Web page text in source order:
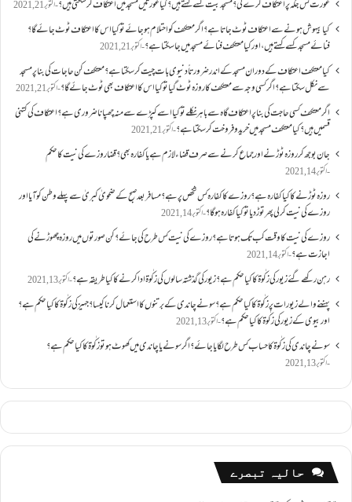
عورت کس جگہ پر اعتکاف کرے گی؟مسجد بیت کسے کہتے ہیں؟کیا عورتیں مسجد میں اعتکاف کر سکتی ہیں؟ اکتوبر 21, 2021
کیا بیہوش ہونے سے اعتکاف ٹوٹ جاتا ہے؟ اگر معتکف کو احتلام ہو جائے تو کیا اس کا اعتکاف ٹوٹ جائے گا؟
فنائے مسجد کسے کہتے ہیں ، اور کیا معتکف فنائے مسجد میں جا سکتا ہے؟ اکتوبر 21, 2021
کیا معتکف اعتکاف کے دوران مسجد کے اندر ضرورتاً دنیوی بات چیت کر سکتا ہے؟معتکف کن حاجات کی بنا پر مسجد
سے نکل سکتا ہے؟ اگر کسی وجہ سے معتکف کا روزہ ٹوٹ گیا تو کیا اس کا اعتکاف بھی ٹوٹ جائے گا؟ اکتوبر 21, 2021
اگر معتکف کسی حاجت کی بنا پر اعتکاف گاہ سے باہر نکلے تو کیا اسے کپڑے سے منہ چھپانا ضروری ہے؟اعتکاف کی کتنی
قسمیں ہیں؟کیا معتکف مسجد میں خرید و فروخت کر سکتا ہے؟ اکتوبر 21, 2021
جان بوجھ کر روزہ ٹوڑنے اور جماع کرنے سے صرف قضاء لازم ہے یا کفارہ بھی؟ قضا روزے کی نیت کا حکم
اکتوبر 14, 2021
روزہ ٹوڑنے کا کیا کفارہ ہے؟روزے کا کفارہ کس شخص پر ہے؟ مسافر بعد صبح کے ضحویٰ کبریٰ سے پہلے وطن کو آیا اور
روزے کی نیت کر لی پھر توڑ دیا تو کیا کفارہ ہو گا؟ اکتوبر 14, 2021
روزے کی نیت کا وقت کب تک ہوتا ہے؟ روزے کی نیت کس طرح کی جائے؟ کن صورتوں میں روزہ چھوڑنے کی
اجازت ہے؟ اکتوبر 14, 2021
رہن رکھے گئے زیور کی زکٰوۃ کا کیا حکم ہے؟زیور کی گذشتہ سالوں کی زکٰوۃ ادا کرنے کا کیا طریقہ ہے؟ اکتوبر 13, 2021
پہننے والے زیورات پر زکٰوۃ کا کیا حکم ہے؟ سونے چاندی کے برتنوں کا استعمال کرنا کیسا؟ جہیز کی زکٰوۃ کا کیا حکم ہے؟
اور بیوی کے زیور کی زکٰوۃ کا کیا حکم ہے؟ اکتوبر 13, 2021
سونے چاندی کی زکٰوۃ کا حساب کس طرح لگایا جائے؟ اگر سونے یا چاندی میں کھوٹ ہو تو زکٰوۃ کا کیا حکم ہے؟
اکتوبر 13, 2021
حالیہ تبصرے